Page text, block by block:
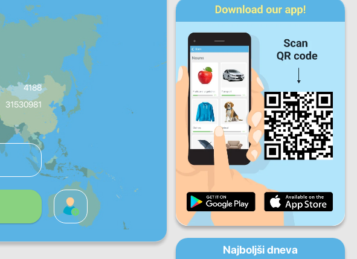
4188
31530981
Napredek
Pon Sre Čet
Sob Ned
Dnevni napredek
Mesečni napredek
Celotni napredek
Najboljši dneva